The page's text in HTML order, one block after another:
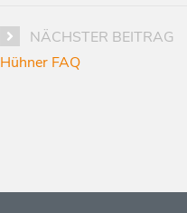
NÄCHSTER BEITRAG
Hühner FAQ